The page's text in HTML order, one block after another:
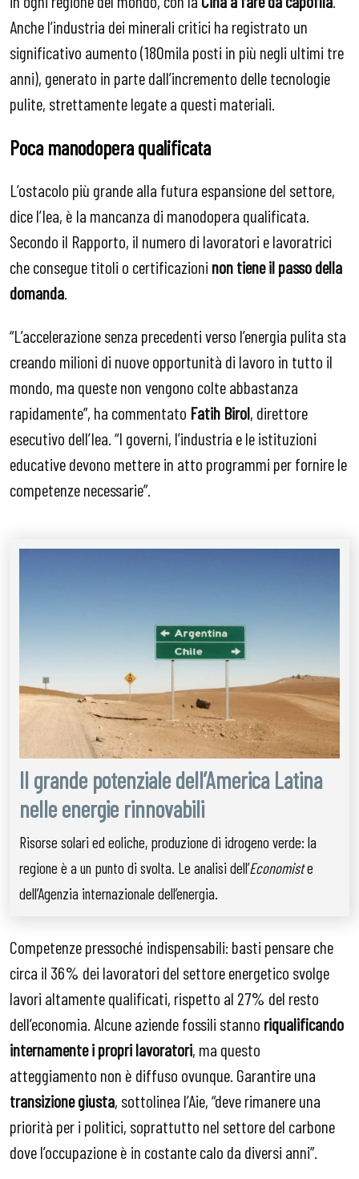
Anche l’industria dei minerali critici ha registrato un
significativo aumento (180mila posti in più negli ultimi tre
anni), generato in parte dall’incremento delle tecnologie
pulite, strettamente legate a questi materiali.
Poca manodopera qualificata
L’ostacolo più grande alla futura espansione del settore,
dice l’Iea, è la mancanza di manodopera qualificata.
Secondo il Rapporto, il numero di lavoratori e lavoratrici
che consegue titoli o certificazioni non tiene il passo della
domanda.
“L’accelerazione senza precedenti verso l’energia pulita sta
creando milioni di nuove opportunità di lavoro in tutto il
mondo, ma queste non vengono colte abbastanza
rapidamente”, ha commentato Fatih Birol, direttore
esecutivo dell’Iea. “I governi, l’industria e le istituzioni
educative devono mettere in atto programmi per fornire le
competenze necessarie”.
Il grande potenziale dell’America Latina
nelle energie rinnovabili
Risorse solari ed eoliche, produzione di idrogeno verde: la
regione è a un punto di svolta. Le analisi dell’Economiste
dell’Agenzia internazionale dell’energia.
Competenze pressoché indispensabili: basti pensare che
circa il 36% dei lavoratori del settore energetico svolge
lavori altamente qualificati, rispetto al 27% del resto
dell’economia. Alcune aziende fossili stanno riqualificando
internamente i propri lavoratori, ma questo
atteggiamento non è diffuso ovunque. Garantire una
transizione giusta, sottolinea l’Aie, “deve rimanere una
priorità per i politici, soprattutto nel settore del carbone
dove l’occupazione è in costante calo da diversi anni”.